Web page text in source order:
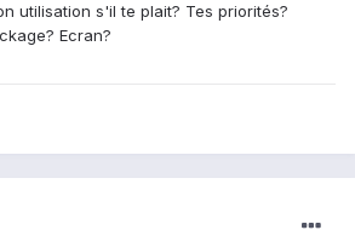
utilisation s'il te plait? Tes priorités?
Ecran?